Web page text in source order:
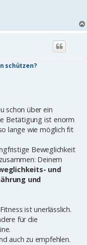
schützen?
schon über ein
Betätigung ist enorm
lange wie möglich fit
Beweglichkeit
Deinem
und
und
ist unerlässlich.
für die
auch zu empfehlen.